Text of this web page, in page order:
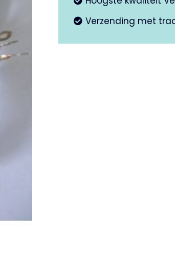
Verzending met